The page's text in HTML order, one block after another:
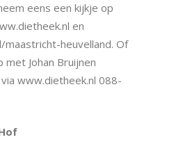
eens een kijkje op
en
maastricht-heuvelland. Of
Johan Bruijnen
www.dietheek.nl 088-